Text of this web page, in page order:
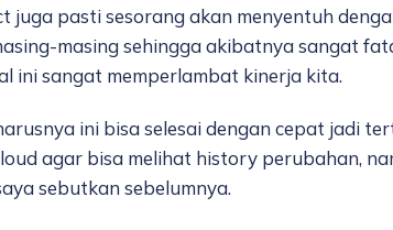
juga pasti sesorang akan menyentuh
masing sehingga akibatnya sangat
ini sangat memperlambat kinerja kita.
ini bisa selesai dengan cepat jadi
agar bisa melihat history perubahan,
sebutkan sebelumnya.